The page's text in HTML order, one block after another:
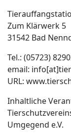
Zum Klärwerk 5
31542 Bad
Tel.: (05723)
email:
URL:
Inhaltliche
Umgegend e.V.